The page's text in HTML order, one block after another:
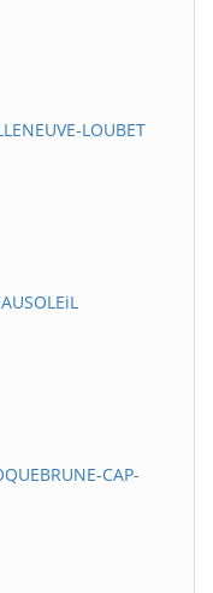
LOUBET
CAP-